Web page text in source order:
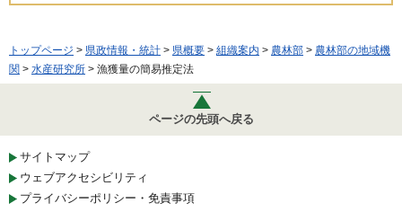
トップページ > 県政情報・統計 > 県概要 > 組織案内 > 農林部 > 農林部の地域機
関 > 水産研究所 > 漁獲量の簡易推定法
ページの先頭へ戻る
サイトマップ
ウェブアクセシビリティ
プライバシーポリシー・免責事項